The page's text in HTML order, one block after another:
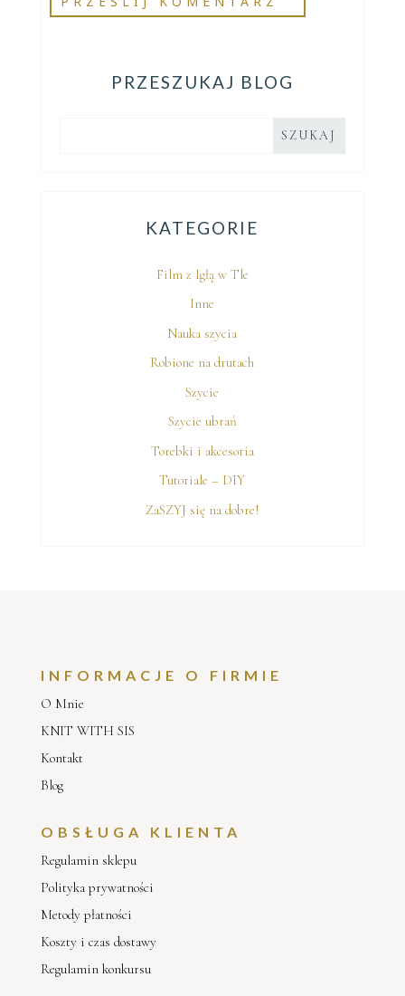
PRZESZUKAJ BLOG
KATEGORIE
Film z Igłą w Tle
Inne
Nauka szycia
Robione na drutach
Szycie
Szycie ubrań
Torebki i akcesoria
Tutoriale – DIY
ZaSZYJ się na dobre!
INFORMACJE O FIRMIE
O Mnie
KNIT WITH SIS
Kontakt
Blog
OBSŁUGA KLIENTA
Regulamin sklepu
Polityka prywatności
Metody płatności
Koszty i czas dostawy
Regulamin konkursu